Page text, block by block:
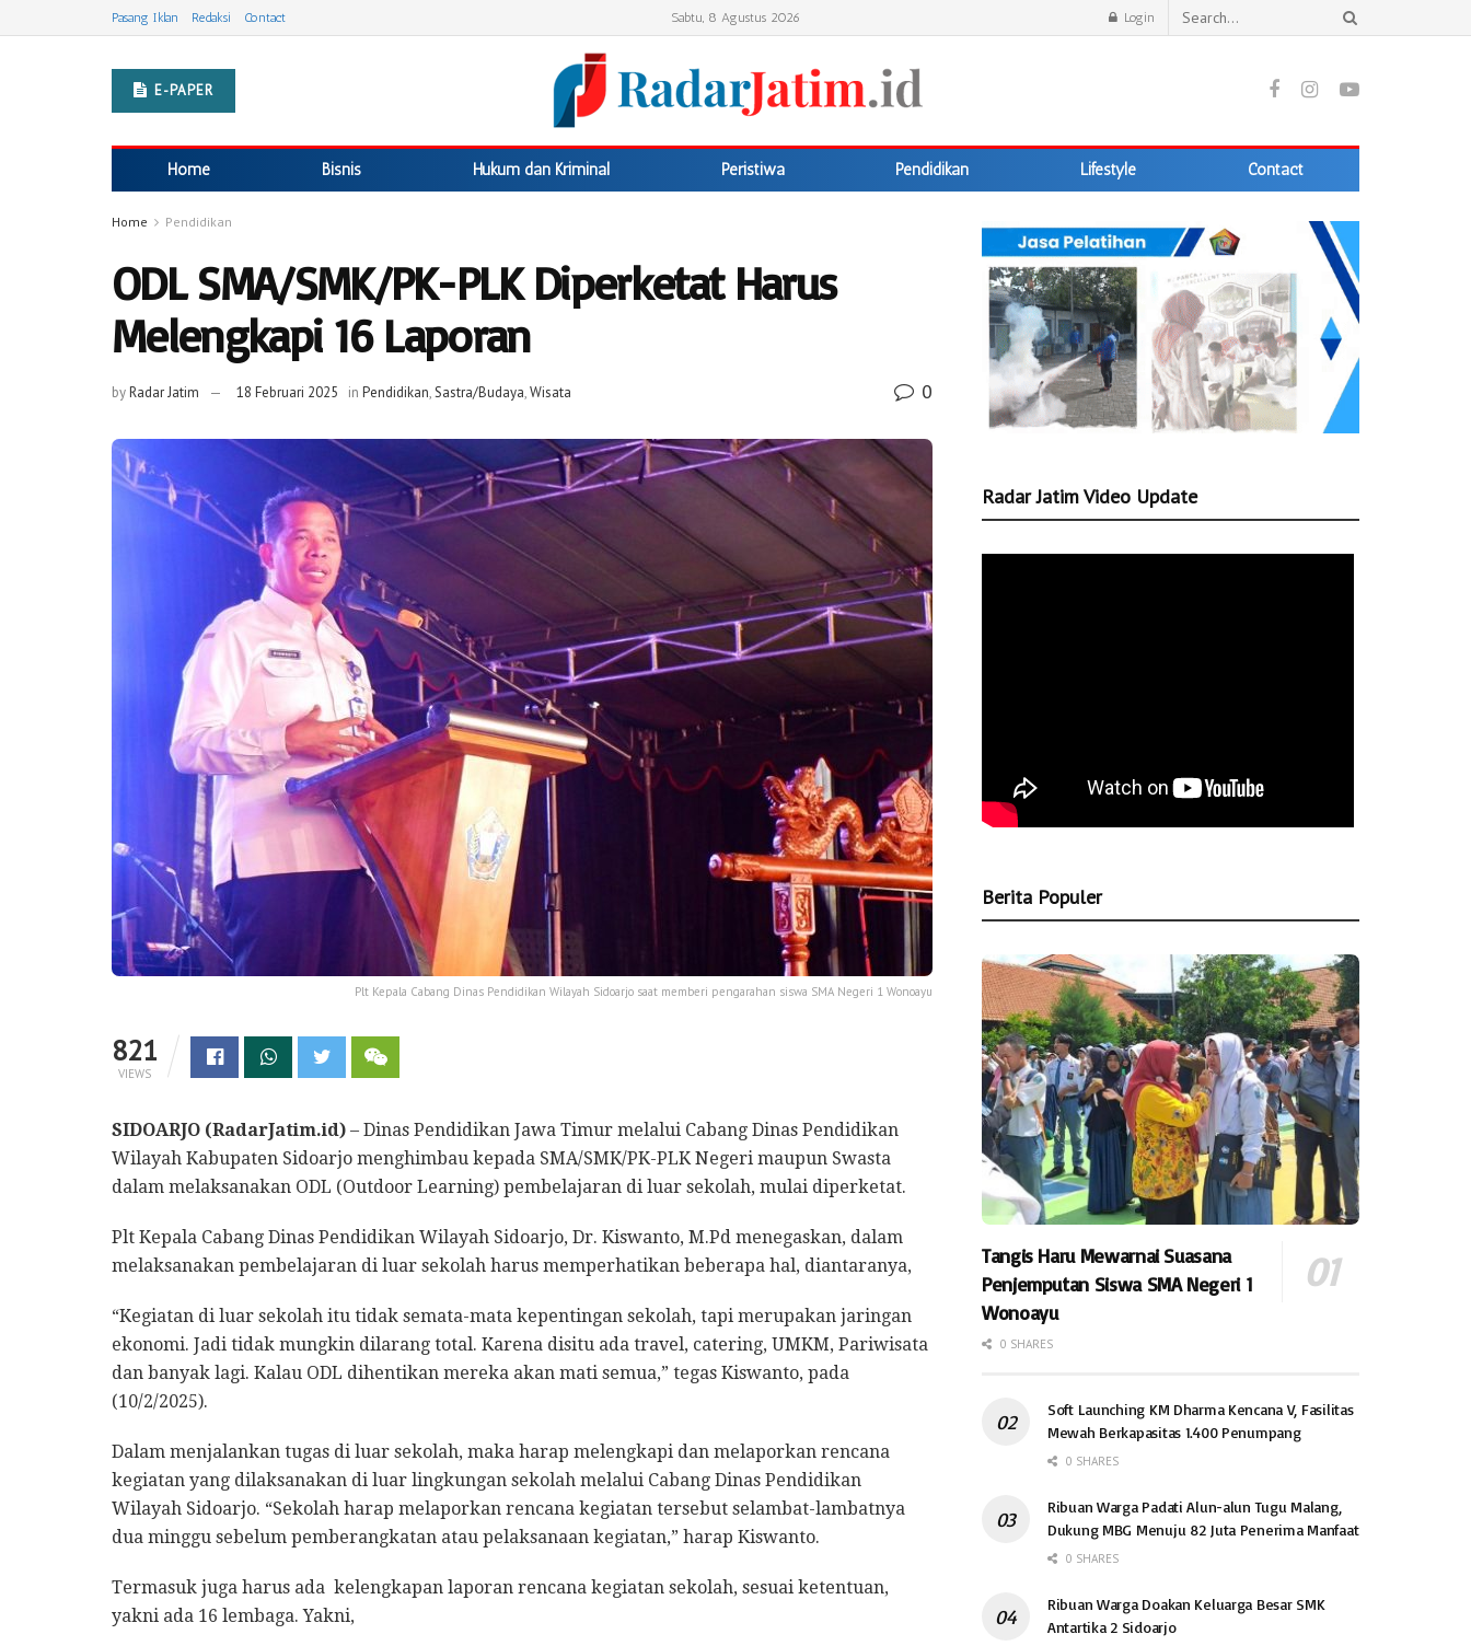
Pasang Iklan Redaksi Contact Sabtu, 8 Agustus 2026 Login
E-PAPER
Home Bisnis Hukum dan Kriminal Peristiwa Pendidikan Lifestyle Contact
Home Pendidikan
ODL SMA/SMK/PK-PLK Diperketat Harus
Melengkapi 16 Laporan
byRadar Jatim 18 Februari 2025 in Pendidikan,Sastra/Budaya,Wisata 0
Plt Kepala Cabang Dinas Pendidikan Wilayah Sidoarjo saat memberi pengarahan siswa SMA Negeri 1 Wonoayu
821
VIEWS
SIDOARJO (RadarJatim.id) – Dinas Pendidikan Jawa Timur melalui Cabang Dinas Pendidikan
Wilayah Kabupaten Sidoarjo menghimbau kepada SMA/SMK/PK-PLK Negeri maupun Swasta
dalam melaksanakan ODL (Outdoor Learning) pembelajaran di luar sekolah, mulai diperketat.
Plt Kepala Cabang Dinas Pendidikan Wilayah Sidoarjo, Dr. Kiswanto, M.Pd menegaskan, dalam
melaksanakan pembelajaran di luar sekolah harus memperhatikan beberapa hal, diantaranya,
“Kegiatan di luar sekolah itu tidak semata-mata kepentingan sekolah, tapi merupakan jaringan
ekonomi. Jadi tidak mungkin dilarang total. Karena disitu ada travel, catering, UMKM, Pariwisata
dan banyak lagi. Kalau ODL dihentikan mereka akan mati semua,” tegas Kiswanto, pada
(10/2/2025).
Dalam menjalankan tugas di luar sekolah, maka harap melengkapi dan melaporkan rencana
kegiatan yang dilaksanakan di luar lingkungan sekolah melalui Cabang Dinas Pendidikan
Wilayah Sidoarjo. “Sekolah harap melaporkan rencana kegiatan tersebut selambat-lambatnya
dua minggu sebelum pemberangkatan atau pelaksanaan kegiatan,” harap Kiswanto.
Termasuk juga harus ada kelengkapan laporan rencana kegiatan sekolah, sesuai ketentuan,
yakni ada 16 lembaga. Yakni,
Radar Jatim Video Update
Berita Populer
Tangis Haru Mewarnai Suasana
Penjemputan Siswa SMA Negeri 1
Wonoayu
0 SHARES
Soft Launching KM Dharma Kencana V, Fasilitas
Mewah Berkapasitas 1.400 Penumpang
0 SHARES
Ribuan Warga Padati Alun-alun Tugu Malang,
Dukung MBG Menuju 82 Juta Penerima Manfaat
0 SHARES
Ribuan Warga Doakan Keluarga Besar SMK
Antartika 2 Sidoarjo